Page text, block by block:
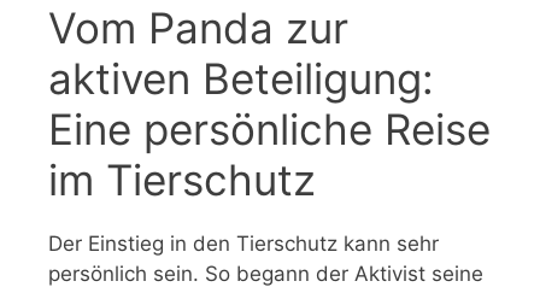
Vom Panda zur
aktiven Beteiligung:
Eine persönliche Reise
im Tierschutz
Der Einstieg in den Tierschutz kann sehr
persönlich sein. So begann der Aktivist seine